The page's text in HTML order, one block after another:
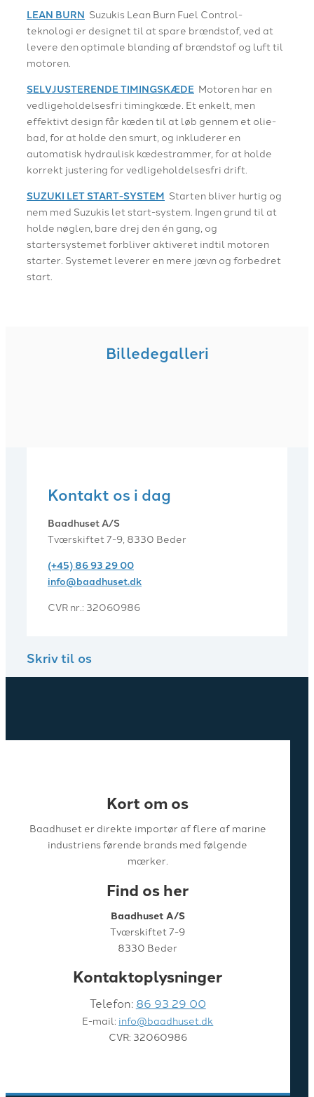
LEAN BURN Suzukis Lean Burn Fuel Control-
teknologi er designet til at spare brændstof, ved at
levere den optimale blanding af brændstof og luft til
motoren.
SELVJUSTERENDE TIMINGSKÆDE Motoren har en
vedligeholdelsesfri timingkæde. Et enkelt, men
effektivt design får kæden til at løb gennem et olie-
bad, for at holde den smurt, og inkluderer en
automatisk hydraulisk kædestrammer, for at holde
korrekt justering for vedligeholdelsesfri drift.
SUZUKI LET START-SYSTEM Starten bliver hurtig og
nem med Suzukis let start-system. Ingen grund til at
holde nøglen, bare drej den én gang, og
startersystemet forbliver aktiveret indtil motoren
starter. Systemet leverer en mere jævn og forbedret
start.
Billedegalleri
Kontakt os i dag
Baadhuset A/S
Tværskiftet 7-9, 8330 Beder
(+45) 86 93 29 00
info@baadhuset.dk​
CVR nr.: 32060986
Skriv til os
Kort om os
Baadhuset er direkte importør af flere af marine
industriens førende brands med følgende
mærker.
Find os her
Baadhuset A/S
Tværskiftet 7-9
8330 Beder
Kontaktoplysninger
Telefon: 86 93 29 00
E-mail: info@baadhuset.dk
CVR: 32060986